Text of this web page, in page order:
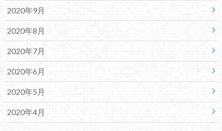
2020年9月
2020年8月
2020年7月
2020年6月
2020年5月
2020年4月